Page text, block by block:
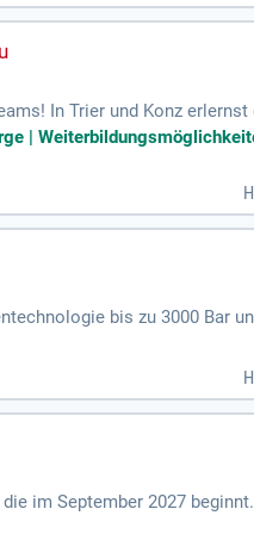
In Trier und Konz erlernst
für den Warenein- und -
sowie
|
bis zu 3000 Bar
mit Standorten in
Serviceniederlassungen
und Organisation an. Du
im September 2027
Sie die